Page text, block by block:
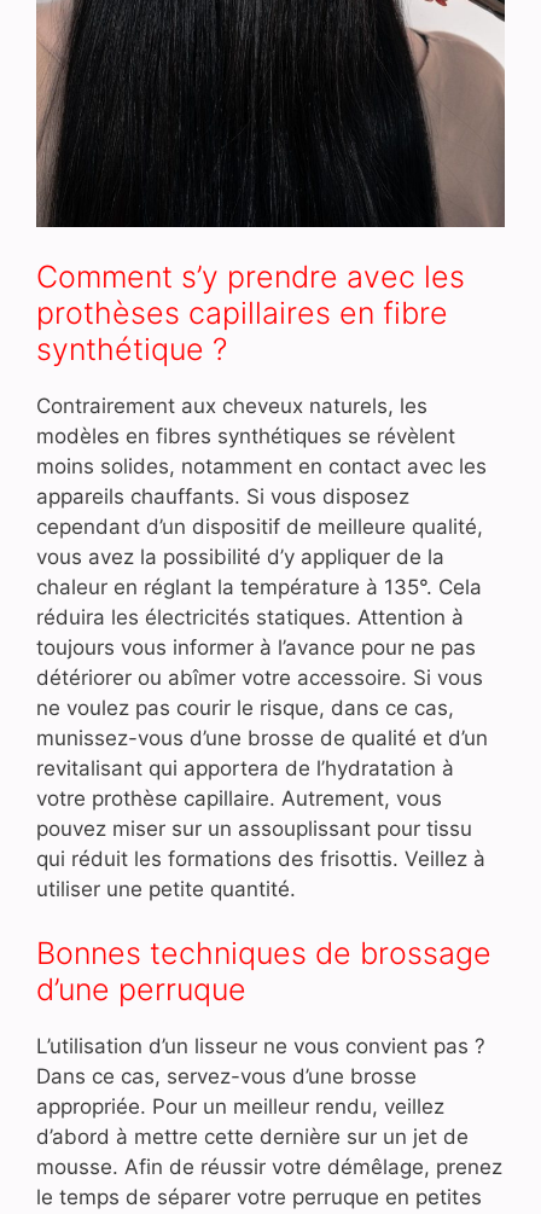
Comment s’y prendre avec les
prothèses capillaires en fibre
synthétique ?
Contrairement aux cheveux naturels, les
modèles en fibres synthétiques se révèlent
moins solides, notamment en contact avec les
appareils chauffants. Si vous disposez
cependant d’un dispositif de meilleure qualité,
vous avez la possibilité d’y appliquer de la
chaleur en réglant la température à 135°. Cela
réduira les électricités statiques. Attention à
toujours vous informer à l’avance pour ne pas
détériorer ou abîmer votre accessoire. Si vous
ne voulez pas courir le risque, dans ce cas,
munissez-vous d’une brosse de qualité et d’un
revitalisant qui apportera de l’hydratation à
votre prothèse capillaire. Autrement, vous
pouvez miser sur un assouplissant pour tissu
qui réduit les formations des frisottis. Veillez à
utiliser une petite quantité.
Bonnes techniques de brossage
d’une perruque
L’utilisation d’un lisseur ne vous convient pas ?
Dans ce cas, servez-vous d’une brosse
appropriée. Pour un meilleur rendu, veillez
d’abord à mettre cette dernière sur un jet de
mousse. Afin de réussir votre démêlage, prenez
le temps de séparer votre perruque en petites